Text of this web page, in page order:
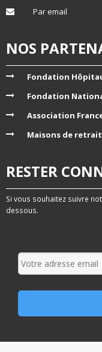
Par email
NOS
Fondation
Fondation
Association
Maisons de
RESTER
Si vous souhaitez suivre
dessous.